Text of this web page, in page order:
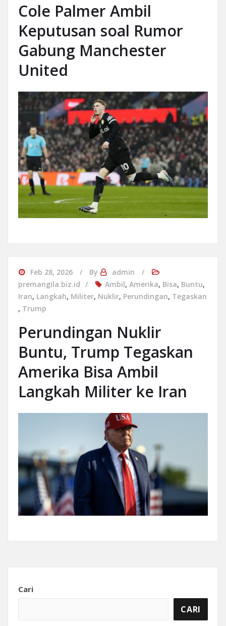
Cole Palmer Ambil
Keputusan soal Rumor
Gabung Manchester
United
Feb 28, 2026 By
admin
premangila.biz.id
Ambil, Amerika, Bisa, Buntu,
Iran, Langkah, Militer, Nuklir, Perundingan, Tegaskan
, Trump
Perundingan Nuklir
Buntu, Trump Tegaskan
Amerika Bisa Ambil
Langkah Militer ke Iran
Cari
CARI